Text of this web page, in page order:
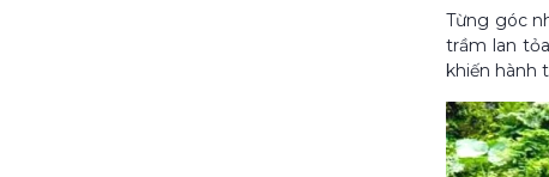
Từng góc
trầm lan
khiến hành